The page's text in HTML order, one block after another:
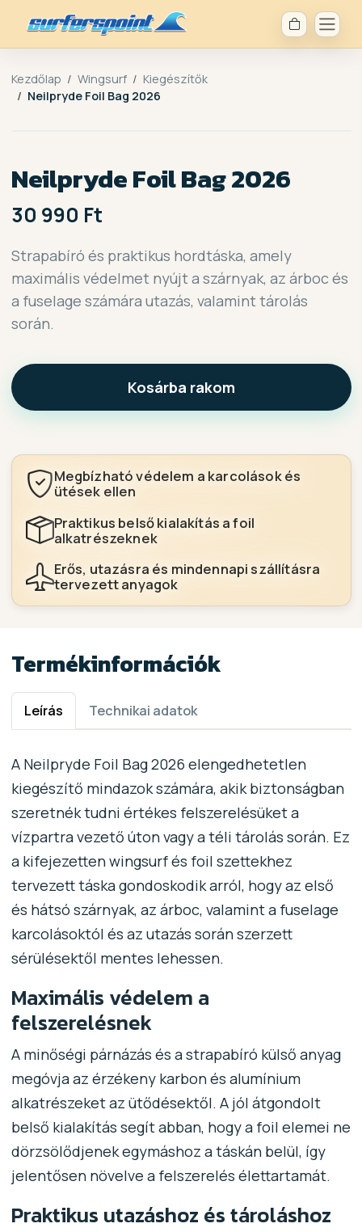
Kezdőlap Wingsurf
Kiegészítők
Neilpryde Foil Bag 2026
Neilpryde Foil Bag 2026
30 990 Ft
Strapabíró és praktikus hordtáska, amely
maximális védelmet nyújt a szárnyak, az árboc és
a fuselage számára utazás, valamint tárolás
során.
Kosárba rakom
Megbízható védelem a karcolások és
ütések ellen
Praktikus belső kialakítás a foil
alkatrészeknek
Erős, utazásra és mindennapi szállításra
tervezett anyagok
Termékinformációk
Leírás Technikai adatok
A Neilpryde Foil Bag 2026 elengedhetetlen
kiegészítő mindazok számára, akik biztonságban
szeretnék tudni értékes felszerelésüket a
vízpartra vezető úton vagy a téli tárolás során. Ez
a kifejezetten wingsurf és foil szettekhez
tervezett táska gondoskodik arról, hogy az első
és hátsó szárnyak, az árboc, valamint a fuselage
karcolásoktól és az utazás során szerzett
sérülésektől mentes lehessen.
Maximális védelem a
felszerelésnek
A minőségi párnázás és a strapabíró külső anyag
megóvja az érzékeny karbon és alumínium
alkatrészeket az ütődésektől. A jól átgondolt
belső kialakítás segít abban, hogy a foil elemei ne
dörzsölődjenek egymáshoz a táskán belül, így
jelentősen növelve a felszerelés élettartamát.
Praktikus utazáshoz és tároláshoz